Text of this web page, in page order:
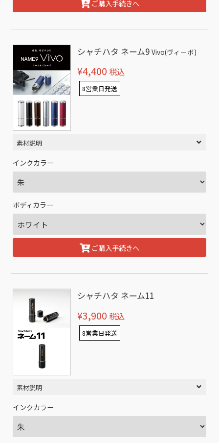
ご購入手続きへ
シャチハタ ネーム9Vivo(ヴィーボ)
¥4,400 税込
8営業日発送
素材説明
インクカラー
ボディカラー
ご購入手続きへ
シャチハタ ネーム11
¥3,900 税込
8営業日発送
素材説明
インクカラー